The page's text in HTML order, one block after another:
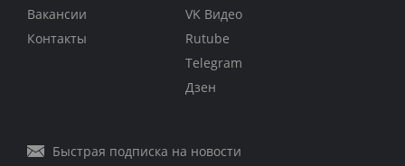
Вакансии
Контакты
VK Видео
Rutube
Telegram
Дзен
Быстрая подписка на новости